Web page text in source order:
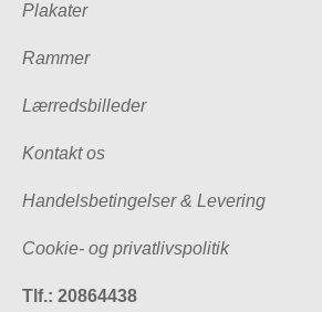
Plakater
Rammer
Lærredsbilleder
Kontakt os
Handelsbetingelser & Levering
Cookie- og privatlivspolitik
Tlf.: 20864438